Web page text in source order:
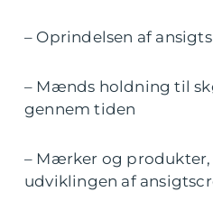
– Oprindelsen af
– Mænds holdning til
gennem tiden
– Mærker og
udviklingen af